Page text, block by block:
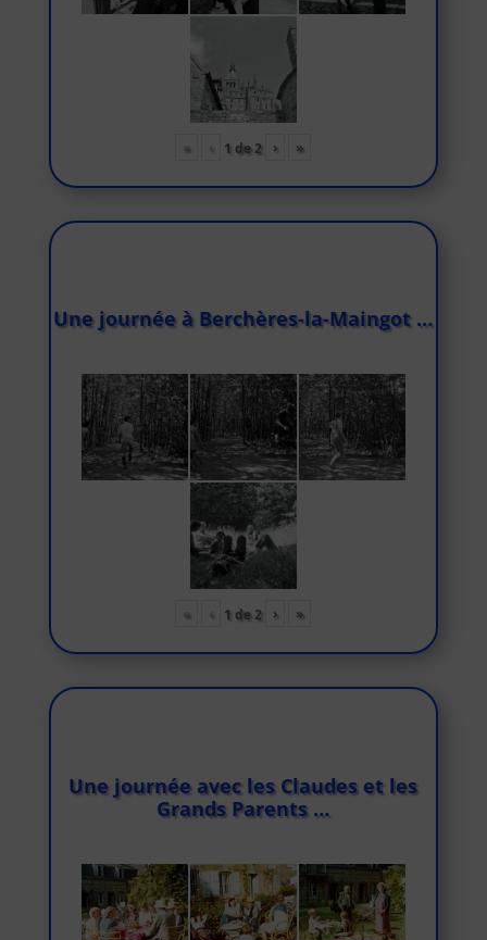
« ‹ 1 de2 › »
Une journée à Berchères-la-Maingot …
« ‹ 1 de2 › »
Une journée avec les Claudes et les
Grands Parents …